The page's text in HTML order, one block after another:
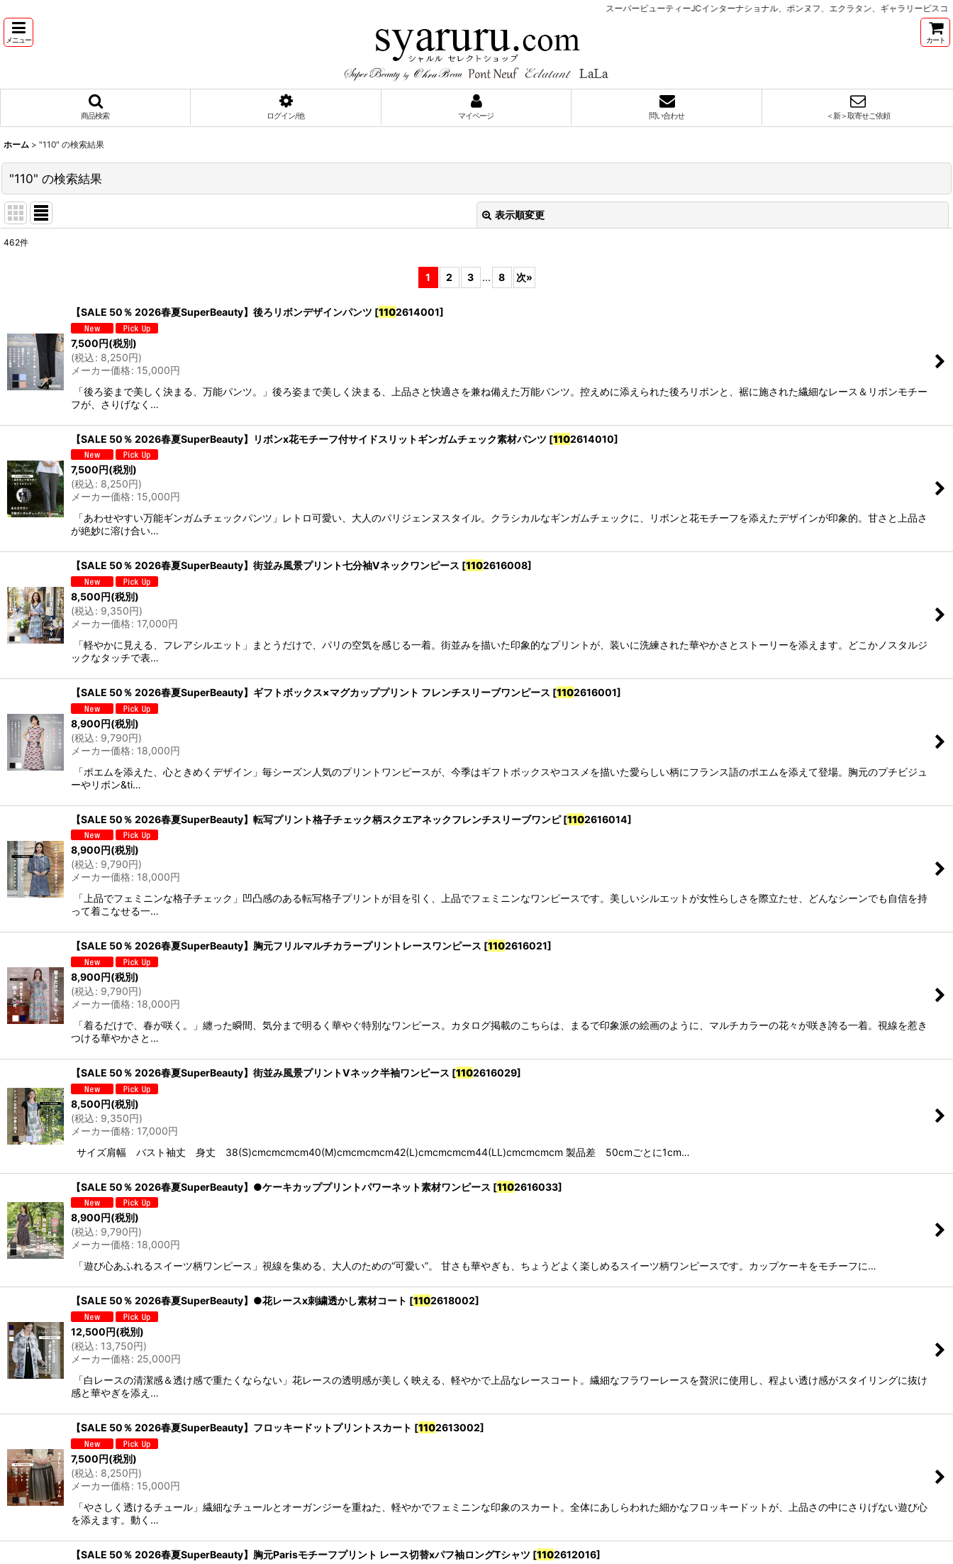
スーパービューティーJCインターナショナル、ポンヌフ、エクラタン、ギャラリービスコンティを
メニュー カート
商品検索 ログイン/他 マイページ 問い合わせ ＜新＞取寄せご依頼
ホーム > "110" の検索結果
"110" の検索結果
表示順変更
462件
1 2 3 ... 8 次»
【SALE 50％ 2026春夏SuperBeauty】後ろリボンデザインパンツ [1102614001]
7,500円(税別)
(税込: 8,250円)
メーカー価格: 15,000円
「後ろ姿まで美しく決まる、万能パンツ。」後ろ姿まで美しく決まる、上品さと快適さを兼ね備えた万能パンツ。控えめに添えられた後ろリボンと、裾に施された繊細なレース＆リボンモチー
フが、さりげなく…
【SALE 50％ 2026春夏SuperBeauty】リボンx花モチーフ付サイドスリットギンガムチェック素材パンツ [1102614010]
7,500円(税別)
(税込: 8,250円)
メーカー価格: 15,000円
「あわせやすい万能ギンガムチェックパンツ」レトロ可愛い、大人のパリジェンヌスタイル。クラシカルなギンガムチェックに、リボンと花モチーフを添えたデザインが印象的。甘さと上品さ
が絶妙に溶け合い…
【SALE 50％ 2026春夏SuperBeauty】街並み風景プリント七分袖Vネックワンピース [1102616008]
8,500円(税別)
(税込: 9,350円)
メーカー価格: 17,000円
「軽やかに見える、フレアシルエット」まとうだけで、パリの空気を感じる一着。街並みを描いた印象的なプリントが、装いに洗練された華やかさとストーリーを添えます。どこかノスタルジ
ックなタッチで表…
【SALE 50％ 2026春夏SuperBeauty】ギフトボックス×マグカッププリント フレンチスリーブワンピース [1102616001]
8,900円(税別)
(税込: 9,790円)
メーカー価格: 18,000円
「ポエムを添えた、心ときめくデザイン」毎シーズン人気のプリントワンピースが、今季はギフトボックスやコスメを描いた愛らしい柄にフランス語のポエムを添えて登場。胸元のプチビジュ
ーやリボン&ti…
【SALE 50％ 2026春夏SuperBeauty】転写プリント格子チェック柄スクエアネックフレンチスリーブワンピ [1102616014]
8,900円(税別)
(税込: 9,790円)
メーカー価格: 18,000円
「上品でフェミニンな格子チェック」凹凸感のある転写格子プリントが目を引く、上品でフェミニンなワンピースです。美しいシルエットが女性らしさを際立たせ、どんなシーンでも自信を持
って着こなせる一…
【SALE 50％ 2026春夏SuperBeauty】胸元フリルマルチカラープリントレースワンピース [1102616021]
8,900円(税別)
(税込: 9,790円)
メーカー価格: 18,000円
「着るだけで、春が咲く。」纏った瞬間、気分まで明るく華やぐ特別なワンピース。カタログ掲載のこちらは、まるで印象派の絵画のように、マルチカラーの花々が咲き誇る一着。視線を惹き
つける華やかさと…
【SALE 50％ 2026春夏SuperBeauty】街並み風景プリントVネック半袖ワンピース [1102616029]
8,500円(税別)
(税込: 9,350円)
メーカー価格: 17,000円
サイズ肩幅 バスト袖丈 身丈 38(S)cmcmcmcm40(M)cmcmcmcm42(L)cmcmcmcm44(LL)cmcmcmcm 製品差 50cmごとに1cm…
【SALE 50％ 2026春夏SuperBeauty】●ケーキカッププリントパワーネット素材ワンピース [1102616033]
8,900円(税別)
(税込: 9,790円)
メーカー価格: 18,000円
「遊び心あふれるスイーツ柄ワンピース」視線を集める、大人のための“可愛い”。 甘さも華やぎも、ちょうどよく楽しめるスイーツ柄ワンピースです。カップケーキをモチーフに…
【SALE 50％ 2026春夏SuperBeauty】●花レースx刺繍透かし素材コート [1102618002]
12,500円(税別)
(税込: 13,750円)
メーカー価格: 25,000円
「白レースの清潔感＆透け感で重たくならない」花レースの透明感が美しく映える、軽やかで上品なレースコート。繊細なフラワーレースを贅沢に使用し、程よい透け感がスタイリングに抜け
感と華やぎを添え…
【SALE 50％ 2026春夏SuperBeauty】フロッキードットプリントスカート [1102613002]
7,500円(税別)
(税込: 8,250円)
メーカー価格: 15,000円
「やさしく透けるチュール」繊細なチュールとオーガンジーを重ねた、軽やかでフェミニンな印象のスカート。全体にあしらわれた細かなフロッキードットが、上品さの中にさりげない遊び心
を添えます。動く…
【SALE 50％ 2026春夏SuperBeauty】胸元Parisモチーフプリント レース切替xパフ袖ロングTシャツ [1102612016]